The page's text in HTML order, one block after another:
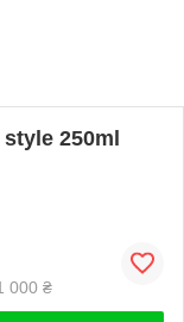
250ml
000 ₴